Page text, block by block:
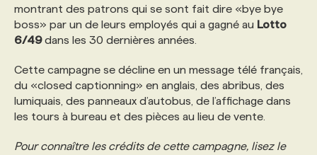
TENDANCES
NOS AUTEUR‧RICES
ANNONCEZ AVEC NOUS
NOS FORMATEUR‧RICES
POURQUOI CHOISIR NOS FORMATIONS
NOS TARIFS
NOS EXPERTISES
ANNONCEZ AVEC NOUS
montrant des patrons qui se sont fait dire «bye bye
boss» par un de leurs employés qui a gagné au Lotto
6/49dans les 30 dernières années.
Cette campagne se décline en un message télé français,
du «closed captionning» en anglais, des abribus, des
lumiquais, des panneaux d’autobus, de l’affichage dans
les tours à bureau et des pièces au lieu de vente.
Pour connaître les crédits de cette campagne, lisez le